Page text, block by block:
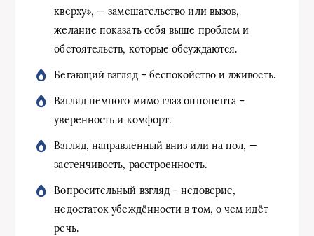
кверху», — замешательство или вызов,
желание показать себя выше проблем и
обстоятельств, которые обсуждаются.
Бегающий взгляд – беспокойство и лживость.
Взгляд немного мимо глаз оппонента –
уверенность и комфорт.
Взгляд, направленный вниз или на пол, —
застенчивость, расстроенность.
Вопросительный взгляд – недоверие,
недостаток убеждённости в том, о чем идёт
речь.